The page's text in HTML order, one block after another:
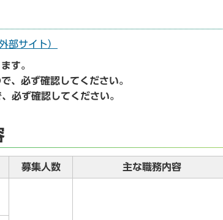
部サイト）
す。
、必ず確認してください。
必ず確認してください。
募集人数 主な職務内容